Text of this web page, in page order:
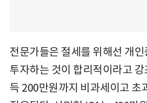
전문가들은 절세를 위해선 개
투자하는 것이 합리적이라고
득 200만원까지 비과세이고 초